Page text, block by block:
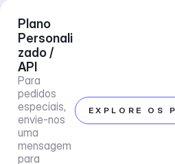
Plano
Personali
zado /
API
Para
pedidos
especiais,
envie-nos
uma
mensagem
EXPLORE OS